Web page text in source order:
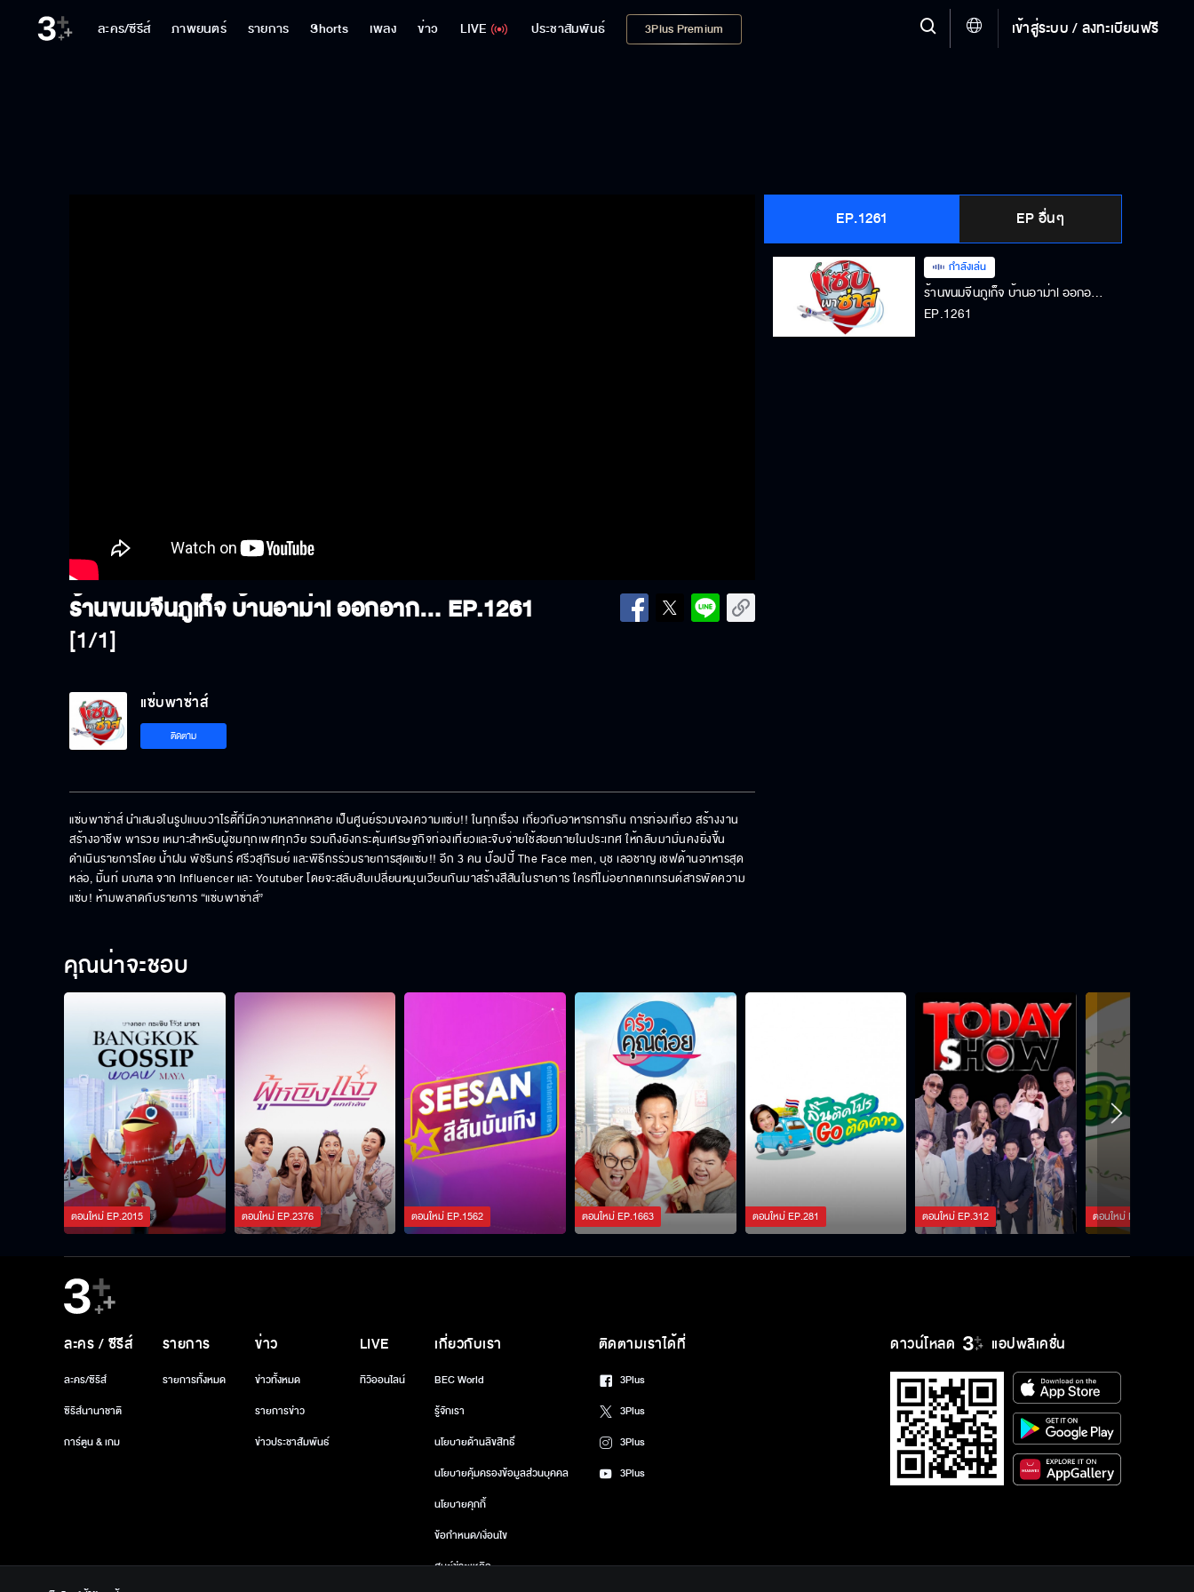
ละคร/ซีรีส์ ภาพยนตร์ รายการ Shorts เพลง ข่าว LIVE ประชาสัมพันธ์ 3Plus Premium เข้าสู่ระบบ / ลงทะเบียนฟรี
ร้านขนมจีนภูเก็จ บ้านอาม่าl ออกอากาศวันที่ 21 กรกฎาคม 2568 EP.1261
[1/1]
EP.1261 EP อื่นๆ
กำลังเล่น
ร้านขนมจีนภูเก็จ บ้านอาม่าl ออกอากาศวันที่ 21 กรกฎาคม 2568
EP.1261
แซ่บพาซ่าส์
ติดตาม
แซ่บพาซ่าส์ นำเสนอในรูปแบบวาไรตี้ที่มีความหลากหลาย เป็นศูนย์รวมของความแซ่บ!! ในทุกเรื่อง เกี่ยวกับอาหารการกิน การท่องเที่ยว สร้างงาน
สร้างอาชีพ พารวย เหมาะสำหรับผู้ชมทุกเพศทุกวัย รวมถึงยังกระตุ้นเศรษฐกิจท่องเที่ยวและจับจ่ายใช้สอยภายในประเทศ ให้กลับมามั่นคงยิ่งขึ้น
ดำเนินรายการโดย น้ำฝน พัชรินทร์ ศรีวสุภิรมย์ และพิธีกรร่วมรายการสุดแซ่บ!! อีก 3 คน ป๊อปปี้ The Face men, บุช เลอชาญ เชฟด้านอาหารสุด
หล่อ, มิ้นท์ มณฑล จาก Influencer และ Youtuber โดยจะสลับสับเปลี่ยนหมุนเวียนกันมาสร้างสีสันในรายการ ใครที่ไม่อยากตกเทรนด์สารพัดความ
แซ่บ! ห้ามพลาดกับรายการ “แซ่บพาซ่าส์”
คุณน่าจะชอบ
ตอนใหม่EP.2015 ตอนใหม่EP.2376 ตอนใหม่EP.1562 ตอนใหม่EP.1663 ตอนใหม่EP.281 ตอนใหม่EP.312 ตอนใหม่EP.
ดาวน์โหลด แอปพลิเคชั่น
ละคร / ซีรีส์
ละคร/ซีรีส์
ซีรีส์นานาชาติ
การ์ตูน & เกม
รายการ
รายการทั้งหมด
ข่าว
ข่าวทั้งหมด
รายการข่าว
ข่าวประชาสัมพันธ์
LIVE
ทีวีออนไลน์
เกี่ยวกับเรา
BEC World
รู้จักเรา
นโยบายด้านลิขสิทธิ์
นโยบายคุ้มครองข้อมูลส่วนบุคคล
นโยบายคุกกี้
ข้อกำหนด/เงื่อนไข
ศูนย์ช่วยเหลือ
ติดตามเราได้ที่
3Plus
3Plus
3Plus
3Plus